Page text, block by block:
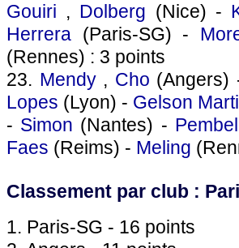
Gouiri , Dolberg (Nice) -
Herrera (Paris-SG) -
(Rennes) : 3 points
23. Mendy, Cho (Angers)
Lopes (Lyon) - Gelson
- Simon (Nantes) -
Faes (Reims) - Meling
Classement par club :
1. Paris-SG - 16 points